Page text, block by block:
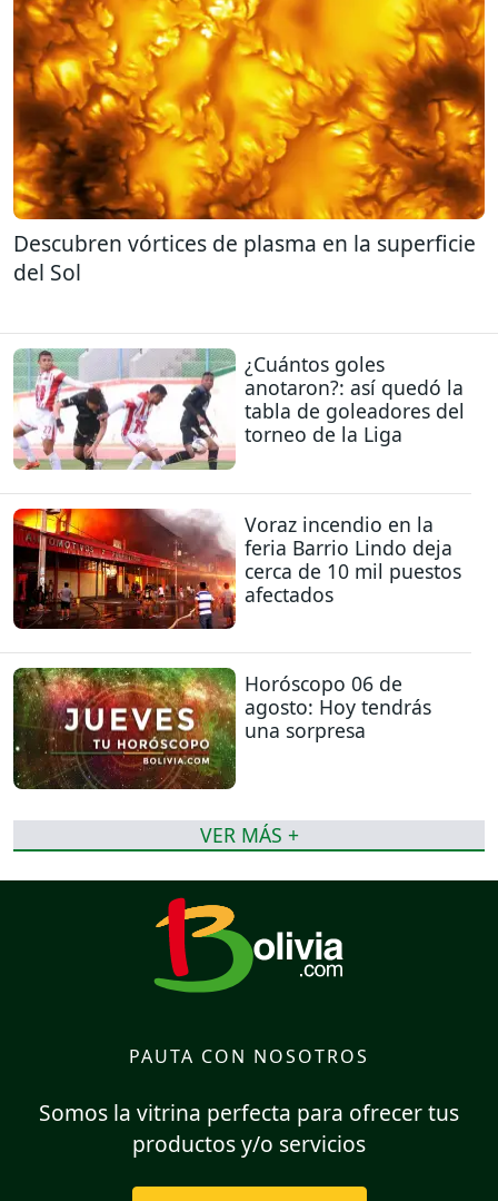
Descubren vórtices de plasma en la superficie
del Sol
¿Cuántos goles
anotaron?: así quedó la
tabla de goleadores del
torneo de la Liga
Voraz incendio en la
feria Barrio Lindo deja
cerca de 10 mil puestos
afectados
Horóscopo 06 de
agosto: Hoy tendrás
una sorpresa
VER MÁS +
PAUTA CON NOSOTROS
Somos la vitrina perfecta para ofrecer tus
productos y/o servicios